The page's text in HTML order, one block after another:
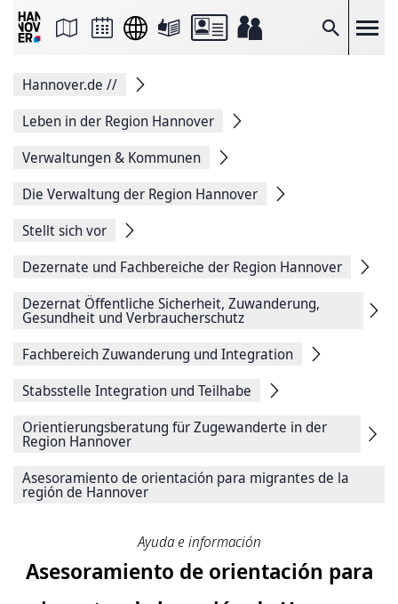
Suche
Seite
Facebook
teilen
Seitenlink
Seite
Hannover.de //
Leben in der Region Hannover
Verwaltungen & Kommunen
Die Verwaltung der Region Hannover
Stellt sich vor
Dezernate und Fachbereiche der Region Hannover
Dezernat Öffentliche Sicherheit, Zuwanderung,
Gesundheit und Verbraucherschutz
Fachbereich Zuwanderung und Integration
Stabsstelle Integration und Teilhabe
Orientierungsberatung für Zugewanderte in der
Region Hannover
Asesoramiento de orientación para migrantes de la
región de Hannover
Ayuda e información
Asesoramiento de orientación para